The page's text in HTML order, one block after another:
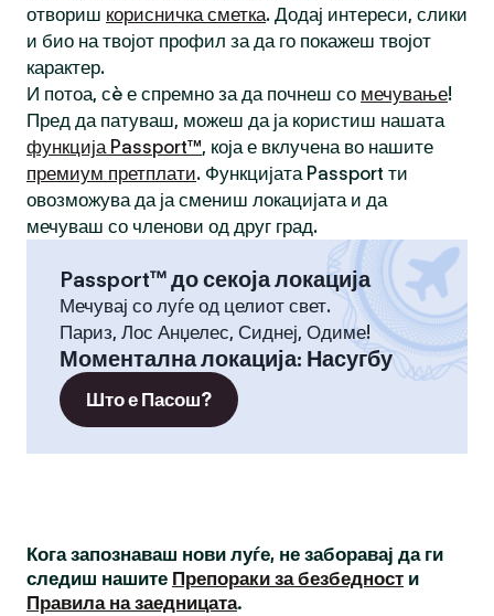
отвориш корисничка сметка. Додај интереси, слики
и био на твојот профил за да го покажеш твојот
карактер.
И потоа, сè е спремно за да почнеш со мечување!
Пред да патуваш, можеш да ја користиш нашата
функција Passport™, која е вклучена во нашите
премиум претплати. Функцијата Passport ти
овозможува да ја смениш локацијата и да
мечуваш со членови од друг град.
Passport™ до секоја локација
Мечувај со луѓе од целиот свет.
Париз, Лос Анџелес, Сиднеј, Одиме!
Моментална локација: Насугбу
Што е Пасош?
Кога запознаваш нови луѓе, не заборавај да ги
следиш нашите Препораки за безбедност и
Правила на заедницата.